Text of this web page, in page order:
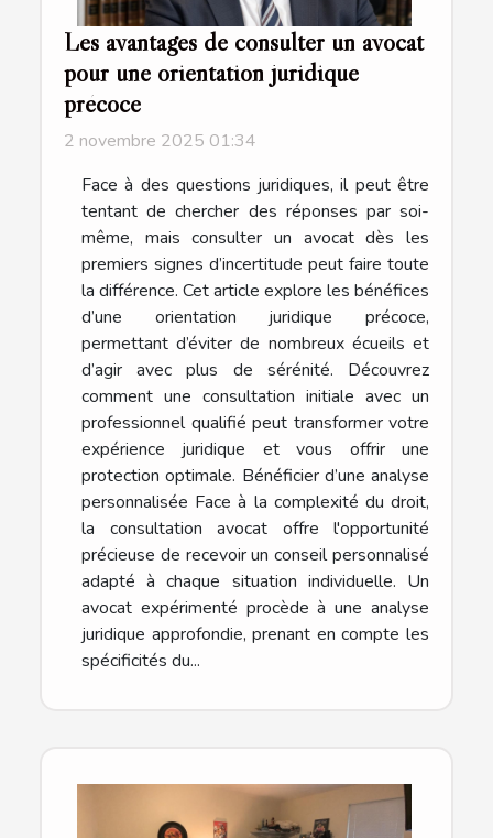
Les avantages de consulter un avocat
pour une orientation juridique
précoce
2 novembre 2025 01:34
Face à des questions juridiques, il peut être
tentant de chercher des réponses par soi-
même, mais consulter un avocat dès les
premiers signes d’incertitude peut faire toute
la différence. Cet article explore les bénéfices
d’une orientation juridique précoce,
permettant d’éviter de nombreux écueils et
d’agir avec plus de sérénité. Découvrez
comment une consultation initiale avec un
professionnel qualifié peut transformer votre
expérience juridique et vous offrir une
protection optimale. Bénéficier d’une analyse
personnalisée Face à la complexité du droit,
la consultation avocat offre l'opportunité
précieuse de recevoir un conseil personnalisé
adapté à chaque situation individuelle. Un
avocat expérimenté procède à une analyse
juridique approfondie, prenant en compte les
spécificités du...